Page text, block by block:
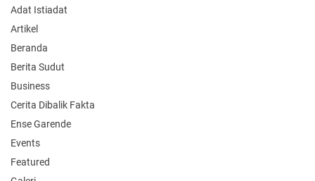
Adat Istiadat
Artikel
Beranda
Berita Sudut
Business
Cerita Dibalik Fakta
Ense Garende
Events
Featured